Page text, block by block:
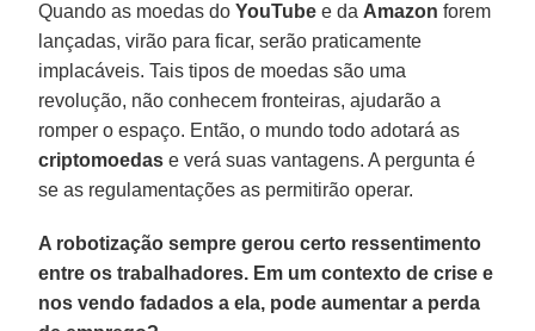
Quando as moedas doYouTube e da Amazon forem
lançadas, virão para ficar, serão praticamente
implacáveis. Tais tipos de moedas são uma
revolução, não conhecem fronteiras, ajudarão a
romper o espaço. Então, o mundo todo adotará as
criptomoedas e verá suas vantagens. A pergunta é
se as regulamentações as permitirão operar.
A robotização sempre gerou certo ressentimento
entre os trabalhadores. Em um contexto de crise e
nos vendo fadados a ela, pode aumentar a perda